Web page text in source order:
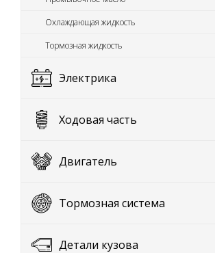
Охлаждающая жидкость
Тормозная жидкость
Электрика
Ходовая часть
Двигатель
Тормозная система
Детали кузова